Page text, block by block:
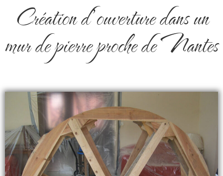
Création d’ouverture dans un
mur de pierre proche de Nantes